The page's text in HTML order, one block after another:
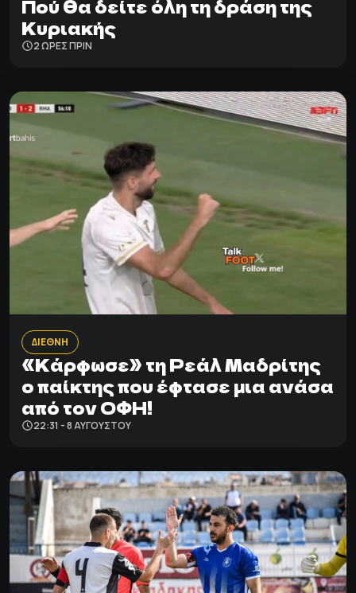
Πού θα δείτε όλη τη δράση της
Κυριακής
2 ΩΡΕΣ ΠΡΙΝ
ΔΙΕΘΝΗ
«Κάρφωσε» τη Ρεάλ Μαδρίτης
ο παίκτης που έφτασε μια ανάσα
από τον ΟΦΗ!
22:31 - 8 ΑΥΓΟΎΣΤΟΥ